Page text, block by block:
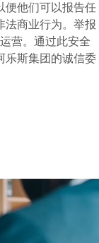
便他们可以报告任
法商业行为。举报
营。通过此安全
乐斯集团的诚信委